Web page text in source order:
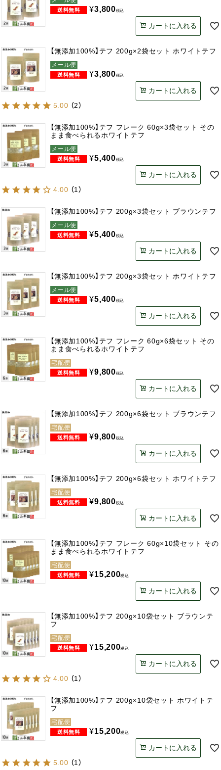
¥3,800税込
カートに入れる
【無添加100%】テフ 200g×2袋セット ホワイトテフ
メール便
¥3,800税込
カートに入れる
5.00 （2）
【無添加100%】テフ フレーク 60g×3袋セット その
まま食べられるホワイトテフ
メール便
¥5,400税込
カートに入れる
4.00 （1）
【無添加100%】テフ 200g×3袋セット ブラウンテフ
メール便
¥5,400税込
カートに入れる
【無添加100%】テフ 200g×3袋セット ホワイトテフ
メール便
¥5,400税込
カートに入れる
【無添加100%】テフ フレーク 60g×6袋セット その
まま食べられるホワイトテフ
宅配便
¥9,800税込
カートに入れる
【無添加100%】テフ 200g×6袋セット ブラウンテフ
宅配便
¥9,800税込
カートに入れる
【無添加100%】テフ 200g×6袋セット ホワイトテフ
宅配便
¥9,800税込
カートに入れる
【無添加100%】テフ フレーク 60g×10袋セット その
まま食べられるホワイトテフ
宅配便
¥15,200税込
カートに入れる
【無添加100%】テフ 200g×10袋セット ブラウンテ
フ
宅配便
¥15,200税込
カートに入れる
4.00 （1）
【無添加100%】テフ 200g×10袋セット ホワイトテ
フ
宅配便
¥15,200税込
カートに入れる
5.00 （1）